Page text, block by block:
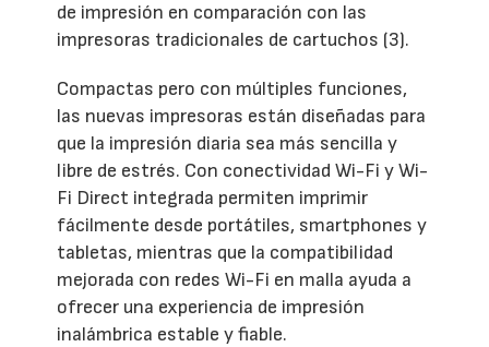
de impresión en comparación con las
impresoras tradicionales de cartuchos (3).
Compactas pero con múltiples funciones,
las nuevas impresoras están diseñadas para
que la impresión diaria sea más sencilla y
libre de estrés. Con conectividad Wi-Fi y Wi-
Fi Direct integrada permiten imprimir
fácilmente desde portátiles, smartphones y
tabletas, mientras que la compatibilidad
mejorada con redes Wi-Fi en malla ayuda a
ofrecer una experiencia de impresión
inalámbrica estable y fiable.